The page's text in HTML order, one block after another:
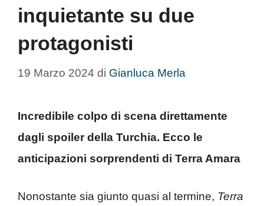
inquietante su due
protagonisti
19 Marzo 2024 di Gianluca Merla
Incredibile colpo di scena direttamente
dagli spoiler della Turchia. Ecco le
anticipazioni sorprendenti di Terra Amara
Nonostante sia giunto quasi al termine, Terra